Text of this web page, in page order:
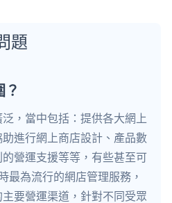
題
？
，當中包括：提供各大網上
進行網上商店設計、產品數
營運支援等等，有些甚至可
最為流行的網店管理服務，
要營運渠道，針對不同受眾